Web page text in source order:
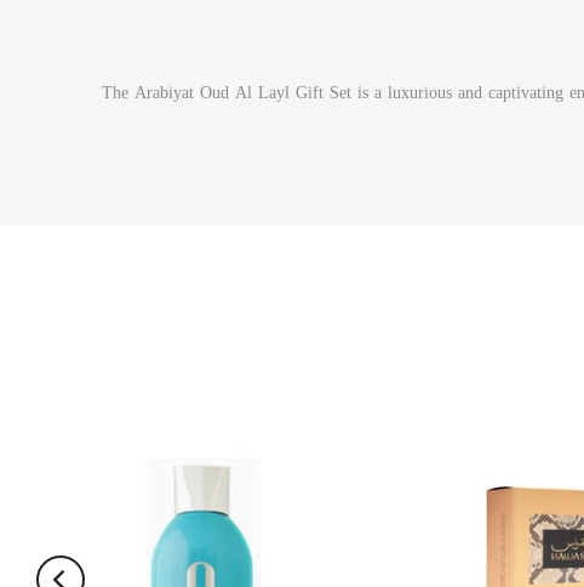
The Arabiyat Oud Al Layl Gift Set is a luxurious and captivating